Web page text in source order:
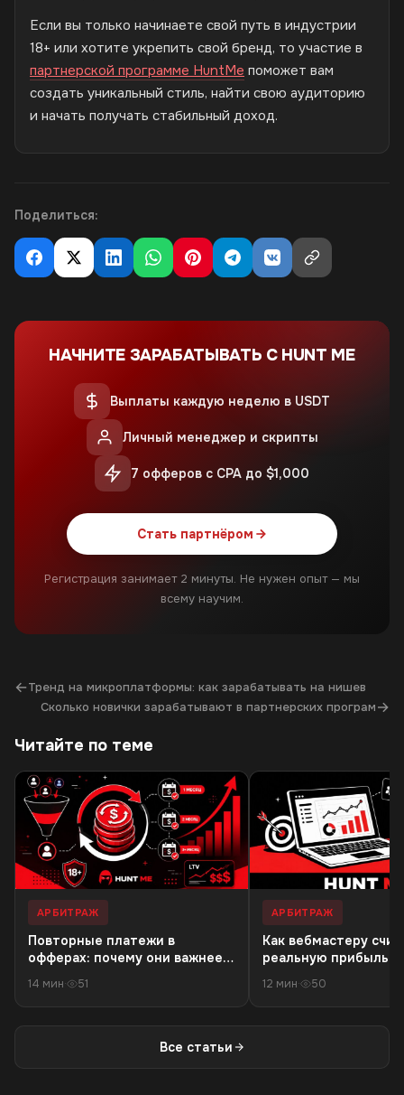
Если вы только начинаете свой путь в индустрии
18+ или хотите укрепить свой бренд, то участие в
партнерской программе HuntMe поможет вам
создать уникальный стиль, найти свою аудиторию
и начать получать стабильный доход.
Поделиться:
НАЧНИТЕ ЗАРАБАТЫВАТЬ С HUNT ME
Выплаты каждую неделю в USDT
Личный менеджер и скрипты
7 офферов с CPA до $1,000
Стать партнёром
Регистрация занимает 2 минуты. Не нужен опыт — мы
всему научим.
←Тренд на микроплатформы: как зарабатывать на нишев
Сколько новички зарабатывают в партнерских програм→
Читайте по теме
АРБИТРАЖ
Повторные платежи в
офферах: почему они важнее
14 мин· 51
АРБИТРАЖ
Как вебмастеру
реальную прибыль:
чистого дохода
12 мин· 50
Все статьи